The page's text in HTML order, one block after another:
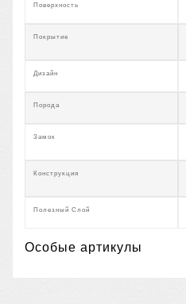
Поверхность
Покрытие
Дизайн
Порода
Замок
Конструкция
Полезный Слой
Особые артикулы